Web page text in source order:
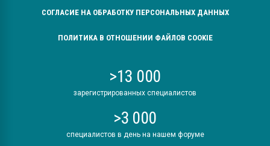
СОГЛАСИЕ НА ОБРАБОТКУ ПЕРСОНАЛЬНЫХ ДАННЫХ
ПОЛИТИКА В ОТНОШЕНИИ ФАЙЛОВ COOKIE
>13 000
зарегистрированных специалистов
>3 000
специалистов в день на нашем форуме